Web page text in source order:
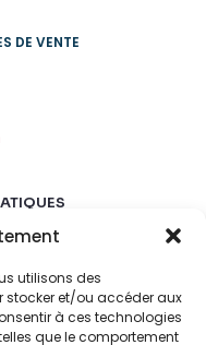
utilisons des
stocker et/ou accéder aux
à ces technologies
que le comportement
DE VENTE